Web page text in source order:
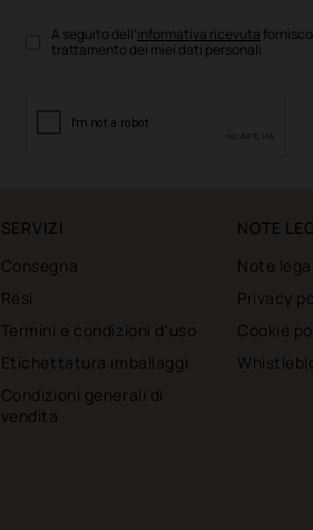
A seguito dell’informativa ricevuta
trattamento dei miei dati personali
SERVIZI
Consegna
Resi
Termini e condizioni d'uso
Etichettatura imballaggi
Condizioni generali di
vendita
NOTE
Note
Privacy
Cookie